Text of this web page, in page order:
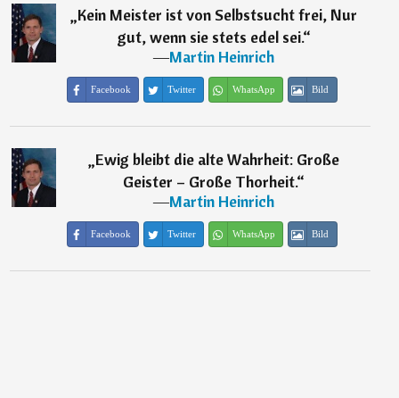
„Kein Meister ist von Selbstsucht frei, Nur
gut, wenn sie stets edel sei.“
―Martin Heinrich
Facebook Twitter WhatsApp Bild
„Ewig bleibt die alte Wahrheit: Große
Geister – Große Thorheit.“
―Martin Heinrich
Facebook Twitter WhatsApp Bild